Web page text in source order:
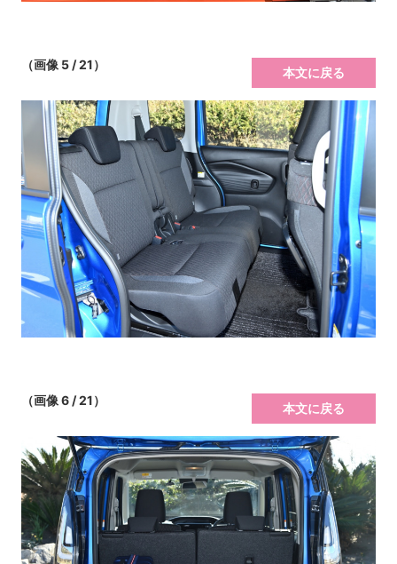
（画像 5 / 21）
本文に戻る
（画像 6 / 21）
本文に戻る